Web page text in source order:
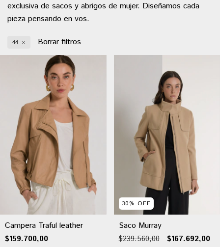
exclusiva de sacos y abrigos de mujer. Diseñamos cada
pieza pensando en vos.
44 Borrar filtros
Campera Traful leather
$159.700,00
30% OFF
Saco Murray
$239.560,00 $167.692,00